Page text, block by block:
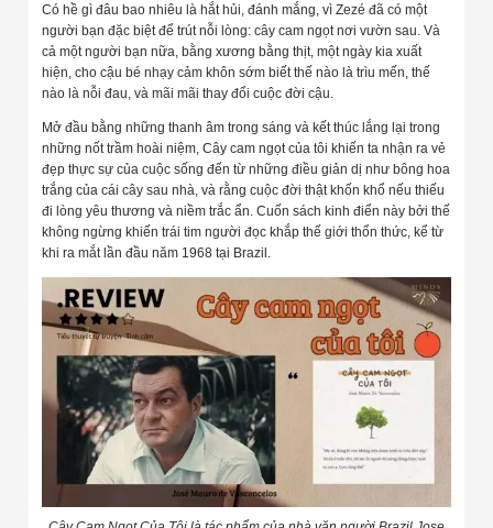
Có hề gì đâu bao nhiêu là hắt hủi, đánh mắng, vì Zezé đã có một
người bạn đặc biệt để trút nỗi lòng: cây cam ngọt nơi vườn sau. Và
cả một người bạn nữa, bằng xương bằng thịt, một ngày kia xuất
hiện, cho cậu bé nhạy cảm khôn sớm biết thế nào là trìu mến, thế
nào là nỗi đau, và mãi mãi thay đổi cuộc đời cậu.
Mở đầu bằng những thanh âm trong sáng và kết thúc lắng lại trong
những nốt trầm hoài niệm, Cây cam ngọt của tôi khiến ta nhận ra vẻ
đẹp thực sự của cuộc sống đến từ những điều giản dị như bông hoa
trắng của cái cây sau nhà, và rằng cuộc đời thật khốn khổ nếu thiếu
đi lòng yêu thương và niềm trắc ẩn. Cuốn sách kinh điển này bởi thế
không ngừng khiến trái tim người đọc khắp thế giới thổn thức, kể từ
khi ra mắt lần đầu năm 1968 tại Brazil.